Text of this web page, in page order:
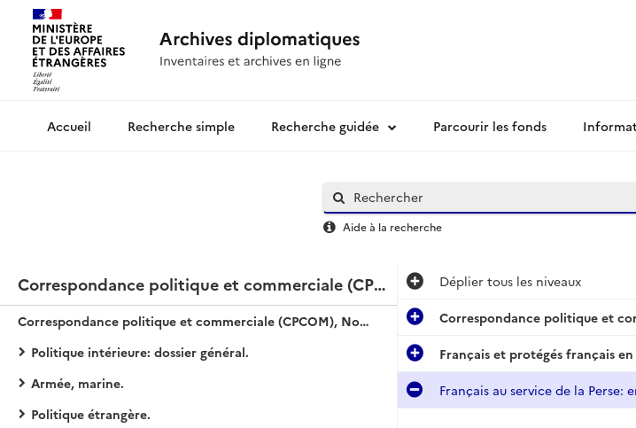
Archives diplomatiquesRecherche simple Recherche guidée Parcourir les fonds
Aide à la recherche
Correspondance politique et commerciale (CPCOM), Nouvelle série / Perse
Correspondance politique et commerciale (CPCOM), Nouvelle série / Perse
Politique intérieure: dossier général.
Armée, marine.
Politique étrangère.
Déplier tous les niveaux
Correspondance politique et
Français et protégés français en
Français au service de la Perse: